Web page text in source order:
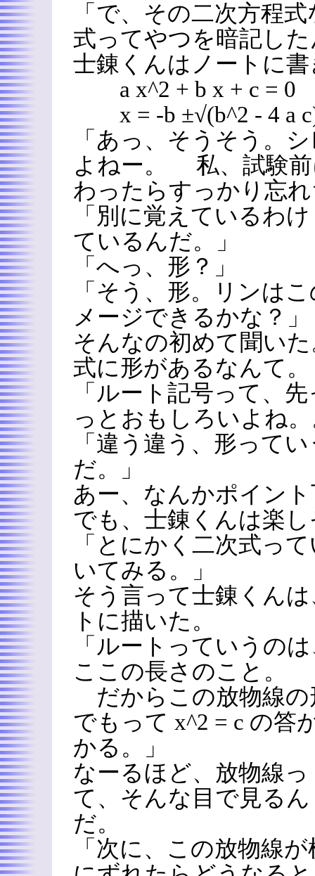
「で、その二次方程
式ってやつを暗記し
士錬くんはノートに
a x^2 + b x + c = 0
x = -b ±√(b^2 - 4 a
「あっ、そうそう。
よねー。 私、試験前
わったらすっかり忘
「別に覚えているわ
ているんだ。」
「へっ、形？」
「そう、形。リンは
メージできるかな？」
そんなの初めて聞い
式に形があるなんて。
「ルート記号って、
っとおもしろいよね
「違う違う、形って
だ。」
あー、なんかポイン
でも、士錬くんは楽
「とにかく二次式っ
いてみる。」
そう言って士錬くん
トに描いた。
「ルートっていうの
ここの長さのこと。
だからこの放物線の
でもって x^2 = c の答
かる。」
なーるほど、放物線っ
て、そんな目で見るん
だ。
「次に、この放物線が